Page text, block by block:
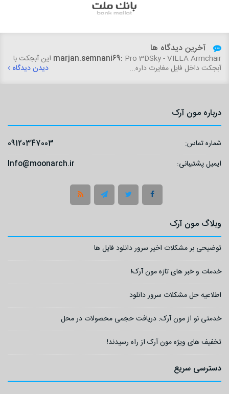
آخرین دیدگاه ها
marjan.semnani69: Pro 3DSky - VILLA Armchair این آبجکت با
آبجکت داخل فایل مغایرت داره... دیدن دیدگاه
درباره مون آرک
شماره تماس:
09120347003
ایمیل پشتیبانی:
Info@moonarch.ir
وبلاگ مون آرک
توضیحی بر مشکلات اخیر سرور دانلود فایل ها
خدمات و خبر های تازه مون آرک!
اطلاعیه حل مشکلات سرور دانلود
خدمتی نو از مون آرک: دریافت حجمی محصولات در محل
تخفیف های ویژه مون آرک از راه رسیدند!
دسترسی سریع